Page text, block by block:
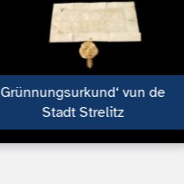
Grünnungsurkund‘ vun de
Stadt Strelitz